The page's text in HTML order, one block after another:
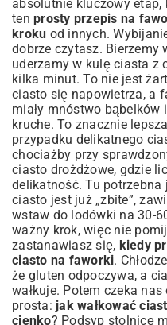
absolutnie kluczowy etap,
ten prosty przepis na
kroku od innych.
dobrze czytasz. Bierzemy
uderzamy w kulę ciasta z
kilka minut. To nie jest
ciasto się napowietrza, a
miały mnóstwo bąbelków
kruche. To znacznie
przypadku delikatnego
chociażby przy
ciasto drożdżowe, gdzie
delikatność. Tu potrzebna
ciasto jest już „zbite”,
wstaw do lodówki na 30-
ważny krok, więc nie
zastanawiasz się, kiedy
ciasto na faworki.
że gluten odpoczywa, a
wałkuje. Potem czeka
prosta: jak wałkować
cienko? Podsyp stolnicę